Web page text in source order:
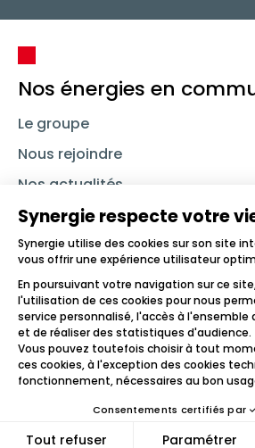
Nos énergies en
Le groupe
Nous rejoindre
Nos actualités
Nous contacter
Linkedin SynergieInstagramTikTok
Trouver un emploi
Icône d'illustration
Candidats
Icône d'illustration
Icône d'illustration